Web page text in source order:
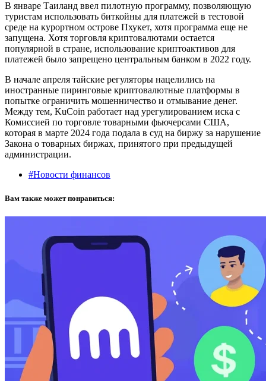
В январе Таиланд ввел пилотную программу, позволяющую
туристам использовать биткойны для платежей в тестовой
среде на курортном острове Пхукет, хотя программа еще не
запущена. Хотя торговля криптовалютами остается
популярной в стране, использование криптоактивов для
платежей было запрещено центральным банком в 2022 году.
В начале апреля тайские регуляторы нацелились на
иностранные пиринговые криптовалютные платформы в
попытке ограничить мошенничество и отмывание денег.
Между тем, KuCoin работает над урегулированием иска с
Комиссией по торговле товарными фьючерсами США,
которая в марте 2024 года подала в суд на биржу за нарушение
Закона о товарных биржах, принятого при предыдущей
администрации.
#Новости финансов
Вам также может понравиться: